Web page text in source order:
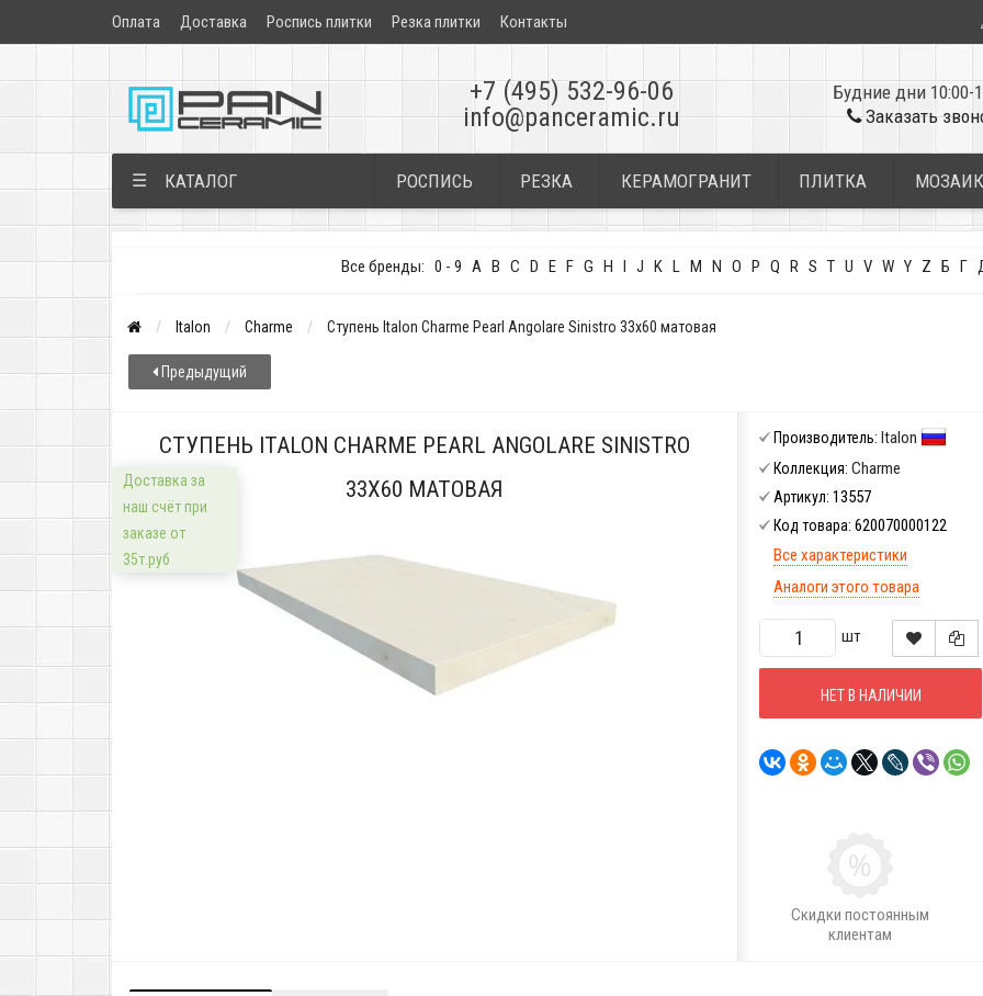
Оплата Доставка Роспись плитки Резка плитки Контакты
+7 (495) 532-96-06
info@panceramic.ru
Будние дни 10:00-
Заказать
☰ КАТАЛОГ РОСПИСЬ РЕЗКА КЕРАМОГРАНИТ ПЛИТКА
Все бренды: 0 - 9 A B C D E F G H I J K L M N O P Q R S T U V W Y Z Б Г
Italon Charme Ступень Italon Charme Pearl Angolare Sinistro 33x60 матовая
Предыдущий
СТУПЕНЬ ITALON CHARME PEARL ANGOLARE SINISTRO
33X60 МАТОВАЯ
Доставка за
наш счёт при
заказе от
35т.руб
Производитель: Italon
Коллекция: Charme
Артикул: 13557
Код товара: 620070000122
Все характеристики
Аналоги этого товара
шт
НЕТ В НАЛИЧИИ
Скидки постоянным
клиентам